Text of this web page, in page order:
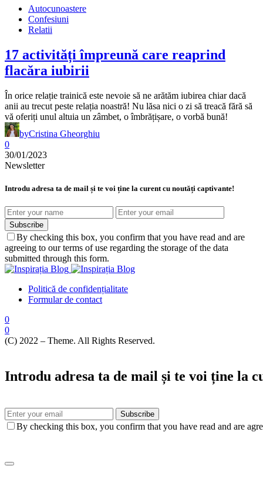
Autocunoastere
Confesiuni
Relatii
17 activități împreună care reaprind
flacăra iubirii
În orice relație trainică este nevoie să ne arătăm iubirea chiar dacă
anii au trecut peste relația noastră! Nu lăsa nici o zi să treacă fără să
vă oferiți unul altuia un zâmbet, o îmbrățișare, o vorbă bună!
byCristina Gheorghiu
0
30/01/2023
Newsletter
Introdu adresa ta de mail și te voi ține la curent cu noutăți captivante!
Subscribe
By checking this box, you confirm that you have read and are
agreeing to our terms of use regarding the storage of the data
submitted through this form.
Politică de confidențialitate
Formular de contact
0
0
(C) 2022 – Theme. All Rights Reserved.
Introdu adresa ta de mail și te voi ține la
Subscribe
By checking this box, you confirm that you have read and are